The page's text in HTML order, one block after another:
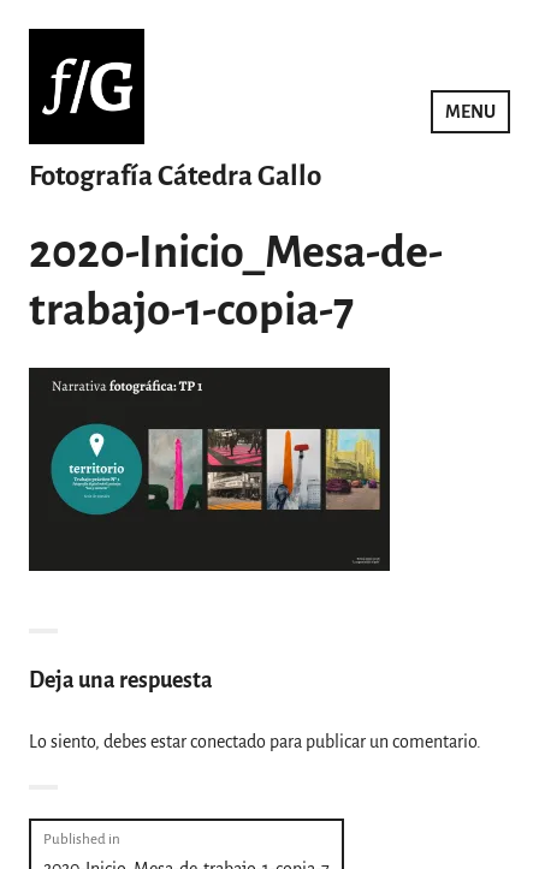
contenido
Fotografía Cátedra Gallo
MENU
2020-Inicio_Mesa-de-
trabajo-1-copia-7
Deja una respuesta
Lo siento, debes estarconectado para publicar un comentario.
Navegación
Published in